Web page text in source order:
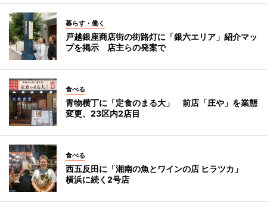
暮らす・働く
戸越銀座商店街の街路灯に「銀六エリア」紹介マッ
プを掲示 店主らの発案で
食べる
青物横丁に「定食のまる大」 前店「庄や」を業態
変更、23区内2店目
食べる
西五反田に「湘南の魚とワインの店 ヒラツカ」
横浜に続く2号店